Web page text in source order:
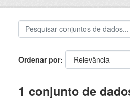
Ordenar por
1 conjunto de